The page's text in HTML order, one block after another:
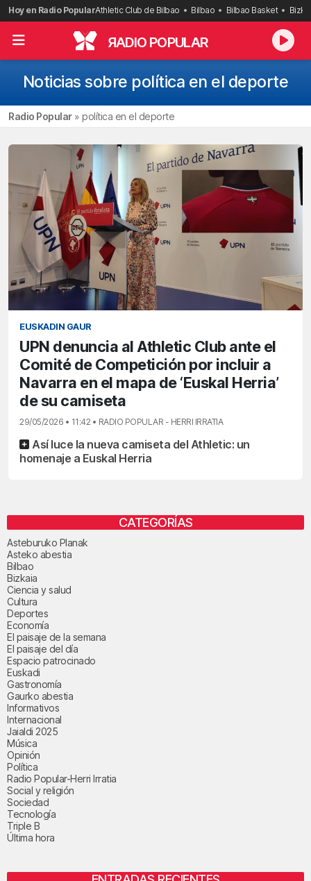
Saltar
al
contenido
Hoy en Radio PopularAthletic Club de Bilbao Bilbao Bilbao Basket
RADIO POPULAR
Noticias sobre política en el deporte
Radio Popular» política en el deporte
EUSKADIN GAUR
UPN denuncia al Athletic Club ante el
Comité de Competición por incluir a
Navarra en el mapa de ‘Euskal Herria’
de su camiseta
29/05/2026 • 11:42 • RADIO POPULAR - HERRI IRRATIA
Así luce la nueva camiseta del Athletic: un
homenaje a Euskal Herria
CATEGORÍAS
Asteburuko Planak
Asteko abestia
Bilbao
Bizkaia
Ciencia y salud
Cultura
Deportes
Economía
El paisaje de la semana
El paisaje del día
Espacio patrocinado
Euskadi
Gastronomía
Gaurko abestia
Informativos
Internacional
Jaialdi 2025
Música
Opinión
Política
Radio Popular-Herri Irratia
Social y religión
Sociedad
Tecnología
Triple B
Última hora